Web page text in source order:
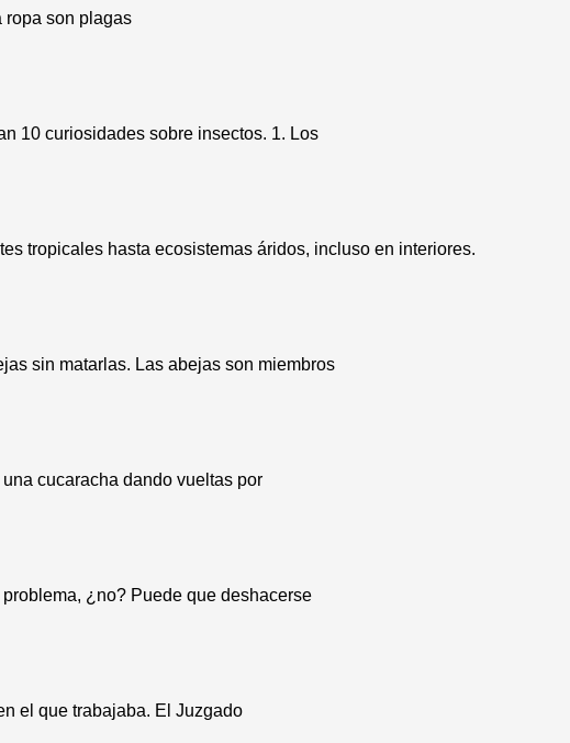
ropa son plagas
10 curiosidades sobre insectos. 1. Los
tropicales hasta ecosistemas áridos, incluso en interiores.
sin matarlas. Las abejas son miembros
cucaracha dando vueltas por
¿no? Puede que deshacerse
el que trabajaba. El Juzgado